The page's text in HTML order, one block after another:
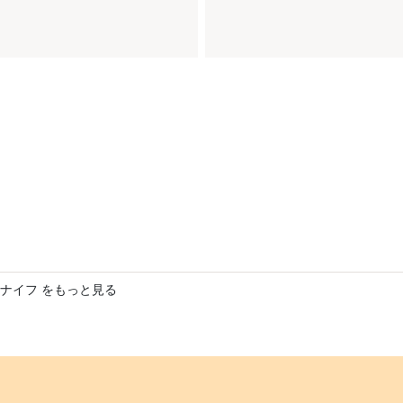
イフ をもっと見る